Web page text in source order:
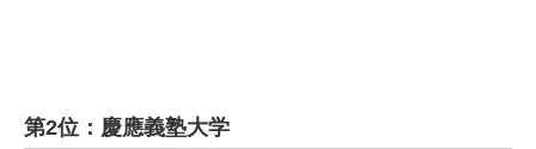
第2位：慶應義塾大学